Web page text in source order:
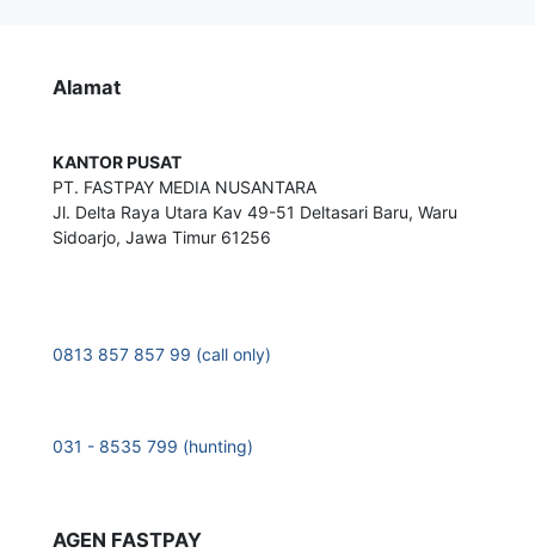
Alamat
KANTOR PUSAT
PT. FASTPAY MEDIA NUSANTARA
Jl. Delta Raya Utara Kav 49-51 Deltasari Baru, Waru
Sidoarjo, Jawa Timur 61256
0813 857 857 99 (call only)
031 - 8535 799 (hunting)
AGEN FASTPAY